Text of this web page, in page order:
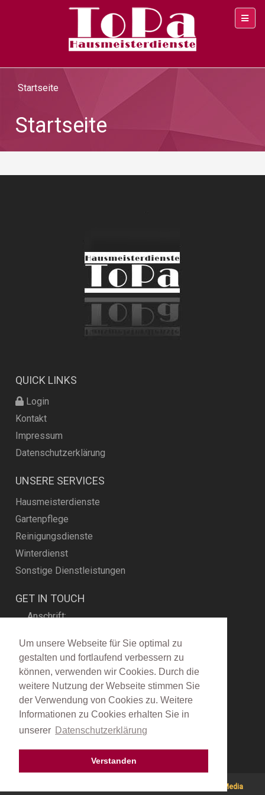
Um unsere Webseite für Sie optimal zu
gestalten und fortlaufend verbessern zu
können, verwenden wir Cookies. Durch die
weitere Nutzung der Webseite stimmen Sie
der Verwendung von Cookies zu. Weitere
Informationen zu Cookies erhalten Sie in
unserer Datenschutzerklärung
Verstanden
Startseite
Startseite
QUICK LINKS
Login
Kontakt
Impressum
Datenschutzerklärung
UNSERE SERVICES
Hausmeisterdienste
Gartenpflege
Reinigungsdienste
Winterdienst
Sonstige Dienstleistungen
GET IN TOUCH
Anschrift:
Thomas-Mann-Str. 36
40470 Düsseldorf
Telefon:(0211) 434 289
Fax:(0211) 435 07 82
topa@hausmeisterdienste.com
www.hausmeisterdienste.com
GS-Media